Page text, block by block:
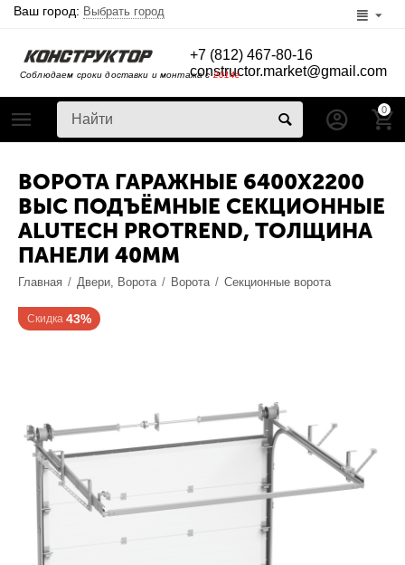
Ваш город: Выбрать город
Соблюдаем сроки доставки и монтажа с2014г
+7 (812) 467-80-16
constructor.market@gmail.com
0
ВОРОТА ГАРАЖНЫЕ 6400Х2200
ВЫС ПОДЪЁМНЫЕ СЕКЦИОННЫЕ
ALUTECH PROTREND, ТОЛЩИНА
ПАНЕЛИ 40ММ
Главная / Двери, Ворота / Ворота / Секционные ворота
Скидка 43%